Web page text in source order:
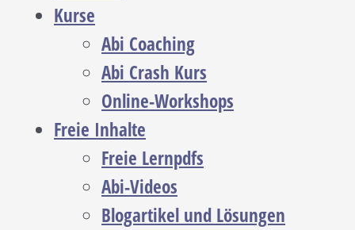
Kurse
Abi Coaching
Abi Crash Kurs
Online-Workshops
Freie Inhalte
Freie Lernpdfs
Abi-Videos
Blogartikel und Lösungen